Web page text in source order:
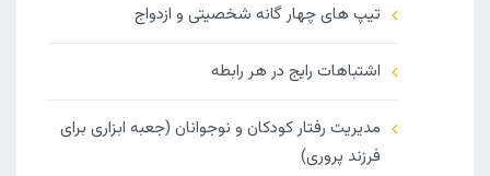
تیپ های چهار گانه شخصیتی و ازدواج
اشتباهات رایج در هر رابطه
مدیریت رفتار کودکان و نوجوانان (جعبه ابزاری برای
فرزند پروری)